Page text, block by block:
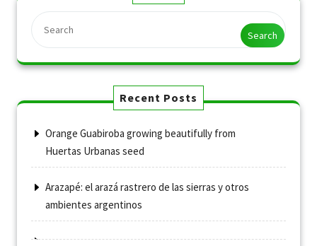
Search
Recent Posts
Orange Guabiroba growing beautifully from
Huertas Urbanas seed
Arazapé: el arazá rastrero de las sierras y otros
ambientes argentinos